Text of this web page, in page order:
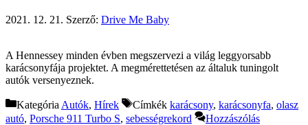
2021. 12. 21. Szerző: Drive Me Baby
A Hennessey minden évben megszervezi a világ leggyorsabb
karácsonyfája projektet. A megmérettetésen az általuk tuningolt
autók versenyeznek.
Kategória Autók, Hírek Címkék karácsony, karácsonyfa, olasz
autó, Porsche 911 Turbo S, sebességrekord Hozzászólás